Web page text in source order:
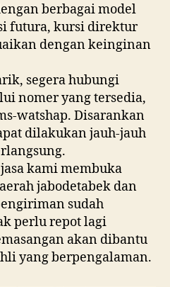
berbagai model
futura, kursi direktur
dengan keinginan
segera hubungi
nomer yang tersedia,
watshap. Disarankan
dilakukan jauh-jauh
kami membuka
jabodetabek dan
sudah
perlu repot lagi
akan dibantu
yang berpengalaman.